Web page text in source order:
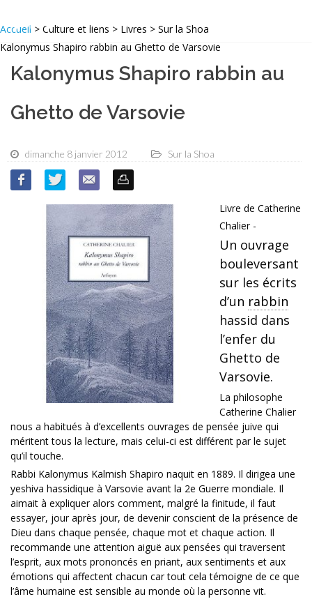
Accueil > Culture et liens > Livres > Sur la Shoa
Kalonymus Shapiro rabbin au Ghetto de Varsovie
Kalonymus Shapiro rabbin au
Ghetto de Varsovie
dimanche 8 janvier 2012 Sur la Shoa
Livre de Catherine
Chalier -
Un ouvrage
bouleversant
sur les écrits
d’un rabbin
hassid dans
l’enfer du
Ghetto de
Varsovie.
La philosophe
Catherine Chalier
nous a habitués à d’excellents ouvrages de pensée juive qui
méritent tous la lecture, mais celui-ci est différent par le sujet
qu’il touche.
Rabbi Kalonymus Kalmish Shapiro naquit en 1889. Il dirigea une
yeshiva hassidique à Varsovie avant la 2e Guerre mondiale. Il
aimait à expliquer alors comment, malgré la finitude, il faut
essayer, jour après jour, de devenir conscient de la présence de
Dieu dans chaque pensée, chaque mot et chaque action. Il
recommande une attention aiguë aux pensées qui traversent
l’esprit, aux mots prononcés en priant, aux sentiments et aux
émotions qui affectent chacun car tout cela témoigne de ce que
l’âme humaine est sensible au monde où la personne vit.